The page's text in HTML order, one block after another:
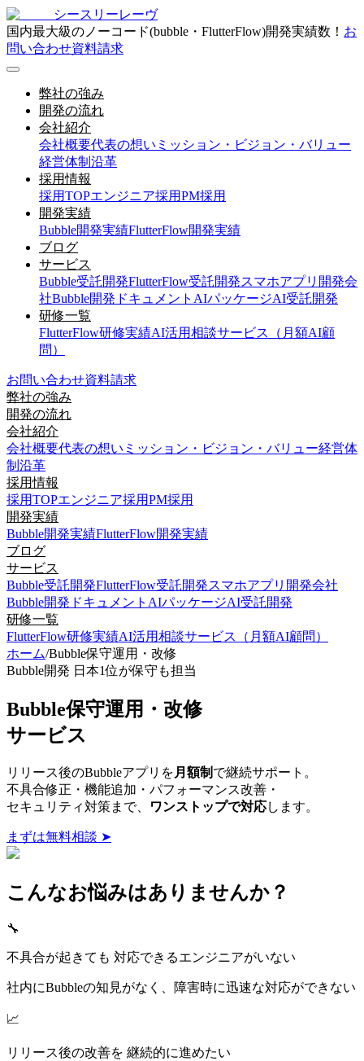
シースリーレーヴ
国内最大級のノーコード(bubble・FlutterFlow)開発実績数！ お
問い合わせ資料請求
弊社の強み
開発の流れ
会社紹介
会社概要代表の想い ミッション・ビジョン・バリュー
経営体制 沿革
採用情報
採用TOPエンジニア採用PM採用
開発実績
Bubble開発実績FlutterFlow開発実績
ブログ
サービス
Bubble受託開発FlutterFlow受託開発スマホアプリ開発会
社Bubble開発ドキュメント AIパッケージAI受託開発
研修一覧
FlutterFlow研修実績AI活用相談サービス（月額AI顧
問）
お問い合わせ資料請求
弊社の強み
開発の流れ
会社紹介
会社概要代表の想い ミッション・ビジョン・バリュー経営体
制 沿革
採用情報
採用TOPエンジニア採用PM採用
開発実績
Bubble開発実績FlutterFlow開発実績
ブログ
サービス
Bubble受託開発FlutterFlow受託開発スマホアプリ開発会社
Bubble開発ドキュメント AIパッケージAI受託開発
研修一覧
FlutterFlow研修実績AI活用相談サービス（月額AI顧問）
ホーム/Bubble保守運用・改修
Bubble開発 日本1位が保守も担当
Bubble保守運用・改修
サービス
リリース後のBubbleアプリを 月額制 で継続サポート。
不具合修正・機能追加・パフォーマンス改善・
セキュリティ対策まで、
ワンストップで対応します。
まずは無料相談 ➤
こんなお悩みはありませんか？
🔧
不具合が起きても 対応できるエンジニアがいない
社内にBubbleの知見がなく、障害時に迅速な対応ができない
📈
リリース後の改善を 継続的に進めたい